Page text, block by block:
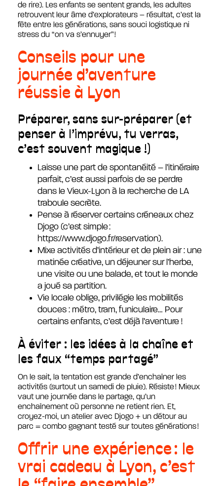
de rire). Les enfants se sentent grands, les adultes
retrouvent leur âme d’explorateurs – résultat, c’est la
fête entre les générations, sans souci logistique ni
stress du “on va s’ennuyer” !
Conseils pour une
journée d’aventure
réussie à Lyon
Préparer, sans sur-préparer (et
penser à l’imprévu, tu verras,
c’est souvent magique !)
Laisse une part de spontanéité – l’itinéraire
parfait, c’est aussi parfois de se perdre
dans le Vieux-Lyon à la recherche de LA
traboule secrète.
Pense à réserver certains créneaux chez
Djogo (c’est simple :
https://www.djogo.fr/reservation).
Mixe activités d’intérieur et de plein air : une
matinée créative, un déjeuner sur l’herbe,
une visite ou une balade, et tout le monde
a joué sa partition.
Vie locale oblige, privilégie les mobilités
douces : métro, tram, funiculaire… Pour
certains enfants, c’est déjà l’aventure !
À éviter : les idées à la chaîne et
les faux “temps partagé”
On le sait, la tentation est grande d’enchaîner les
activités (surtout un samedi de pluie). Résiste ! Mieux
vaut une journée dans le partage, qu’un
enchaînement où personne ne retient rien. Et,
croyez-moi, un atelier avec Djogo + un détour au
parc = combo gagnant testé sur toutes générations !
Offrir une expérience : le
vrai cadeau à Lyon, c’est